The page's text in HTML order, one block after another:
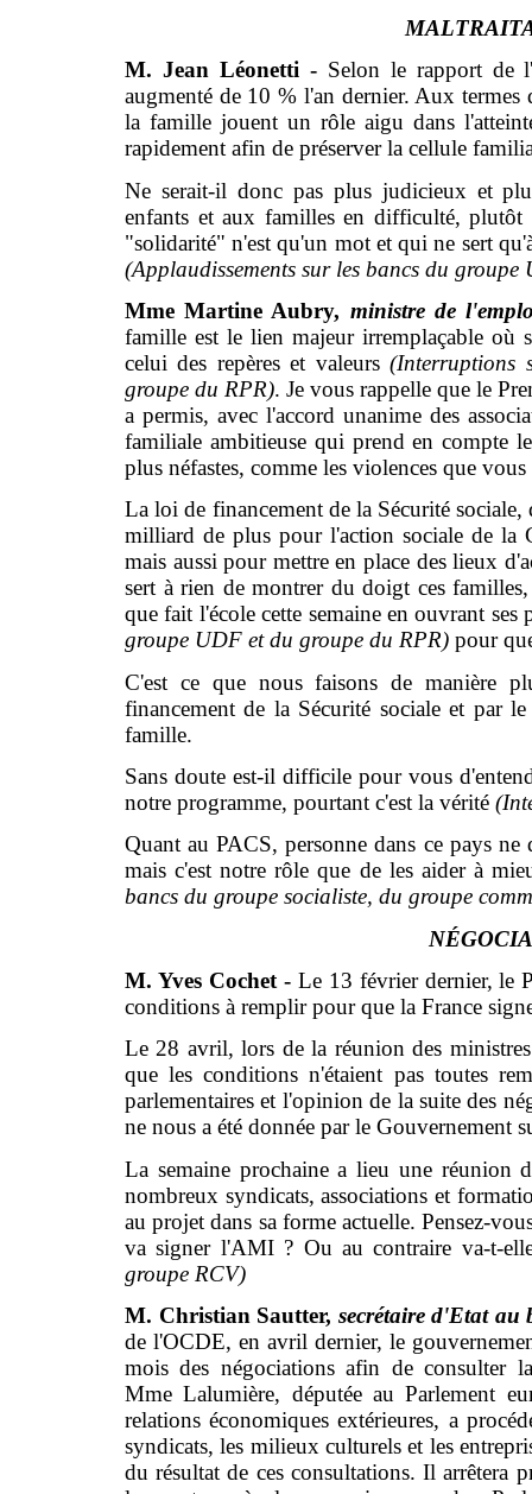
M. Jean Léonetti - Selon le rapport de
augmenté de 10 % l'an dernier. Aux
la famille jouent un rôle aigu dans
rapidement afin de préserver la cellule
Ne serait-il donc pas plus judicieux et
enfants et aux familles en difficulté,
"solidarité" n'est qu'un mot et qui ne sert
(Applaudissements sur les bancs du
Mme Martine Aubry, ministre de
famille est le lien majeur irremplaçable
celui des repères et valeurs(Interruptions
groupe du RPR). Je vous rappelle que le
a permis, avec l'accord unanime des
familiale ambitieuse qui prend en compte
plus néfastes, comme les violences que
La loi de financement de la Sécurité
milliard de plus pour l'action sociale de la
mais aussi pour mettre en place des lieux
sert à rien de montrer du doigt ces
que fait l'école cette semaine en ouvrant ses
groupe UDF et du groupe du RPR) pour
C'est ce que nous faisons de manière
financement de la Sécurité sociale et par
famille.
Sans doute est-il difficile pour vous
notre programme, pourtant c'est la vérité
Quant au PACS, personne dans ce pays
mais c'est notre rôle que de les aider à
bancs du groupe socialiste, du groupe
M. Yves Cochet - Le 13 février dernier, le
conditions à remplir pour que la France
Le 28 avril, lors de la réunion des
que les conditions n'étaient pas toutes
parlementaires et l'opinion de la suite des
ne nous a été donnée par le Gouvernement
La semaine prochaine a lieu une réunion
nombreux syndicats, associations et
au projet dans sa forme actuelle. Pensez-
va signer l'AMI ? Ou au contraire va-t-
groupe RCV)
M. Christian Sautter, secrétaire d'Etat au
de l'OCDE, en avril dernier, le
mois des négociations afin de consulter
Mme Lalumière, députée au Parlement
relations économiques extérieures, a
syndicats, les milieux culturels et les
du résultat de ces consultations. Il arrêtera